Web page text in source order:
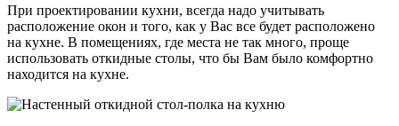
При проектировании кухни, всегда надо учитывать
расположение окон и того, как у Вас все будет расположено
на кухне. В помещениях, где места не так много, проще
использовать откидные столы, что бы Вам было комфортно
находится на кухне.